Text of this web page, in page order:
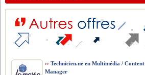
›› Technicien.ne en Multimédia / Content
Manager